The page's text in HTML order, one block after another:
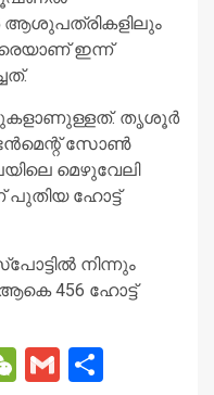
ആശുപത്രികളിലും
ഇന്ന്
തൃശൂര്‍
സോണ്‍
മെഴുവേലി
ഹോട്ട്
നിന്നും
ആകെ 456 ഹോട്ട്
WeChat
Gmail